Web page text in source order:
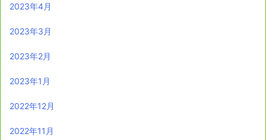
2023年4月
2023年3月
2023年2月
2023年1月
2022年12月
2022年11月